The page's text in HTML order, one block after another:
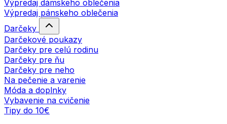
Výpredaj dámskeho oblečenia
Výpredaj pánskeho oblečenia
Darčeky
Darčekové poukazy
Darčeky pre celú rodinu
Darčeky pre ňu
Darčeky pre neho
Na pečenie a varenie
Móda a doplnky
Vybavenie na cvičenie
Tipy do 10€